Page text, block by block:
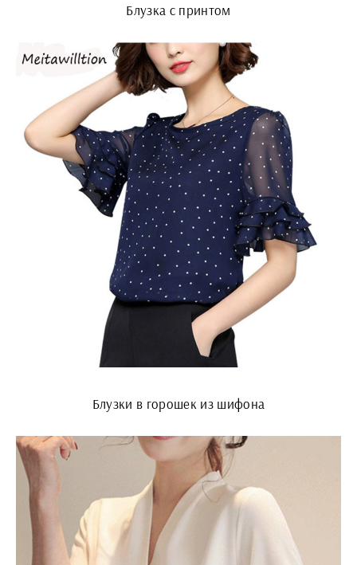
Блузка с принтом
Блузки в горошек из шифона